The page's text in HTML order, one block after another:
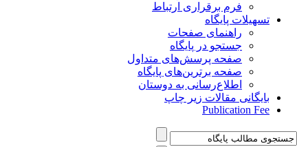
فرم برقراری ارتباط
تسهیلات پایگاه
راهنمای صفحات
جستجو در پایگاه
صفحه پرسش‌های متداول
صفحه برترین‌های پایگاه
اطلاع‌رسانی به دوستان
بایگانی مقالات زیر چاپ
Publication Fee